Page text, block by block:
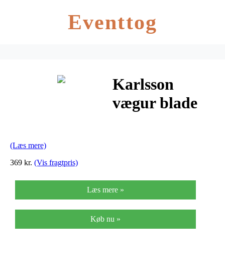
Eventtog
Karlsson
vægur blade
(Læs mere)
369 kr. (Vis fragtpris)
Læs mere »
Køb nu »